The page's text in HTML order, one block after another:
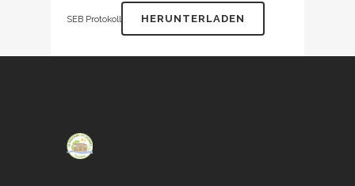
SEB Protokoll HERUNTERLADEN